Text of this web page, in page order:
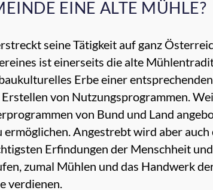
EINE ALTE MÜHLE?
seine Tätigkeit auf ganz
ist einerseits die alte
Erbe einer
von Nutzungsprogrammen.
von Bund und Land
Angestrebt wird aber
Erfindungen der Menschheit
zumal Mühlen und das Handwerk
verdienen.